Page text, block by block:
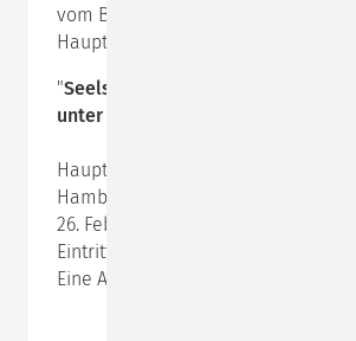
vom Beratungs- und
Hauptkirche St. Petri in Hamburg
"Seelsorge heute: Neue Ansätze in
unter dem Leitstern der
Hauptkirche St. Petri (Bei der
Hamburg)
26. Februar 2020, 20.00 Uhr
Eintritt: 15,00 €
Eine Anmeldung ist nicht